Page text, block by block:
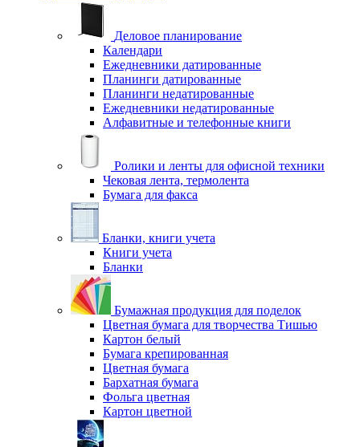
Деловое планирование
Календари
Ежедневники датированные
Планинги датированные
Планинги недатированные
Ежедневники недатированные
Алфавитные и телефонные книги
Ролики и ленты для офисной техники
Чековая лента, термолента
Бумага для факса
Бланки, книги учета
Книги учета
Бланки
Бумажная продукция для поделок
Цветная бумага для творчества Тишью
Картон белый
Бумага крепированная
Цветная бумага
Бархатная бумага
Фольга цветная
Картон цветной